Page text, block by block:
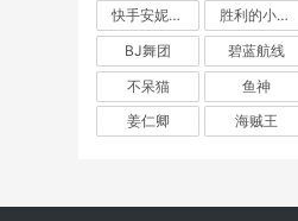
快手安妮朵朵
胜利的小生活
BJ舞团
碧蓝航线
不呆猫
鱼神
姜仁卿
海贼王